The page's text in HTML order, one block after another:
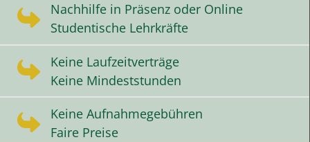
Nachhilfe in Präsenz oder Online
Studentische Lehrkräfte
Keine Laufzeitverträge
Keine Mindeststunden
Keine Aufnahmegebühren
Faire Preise